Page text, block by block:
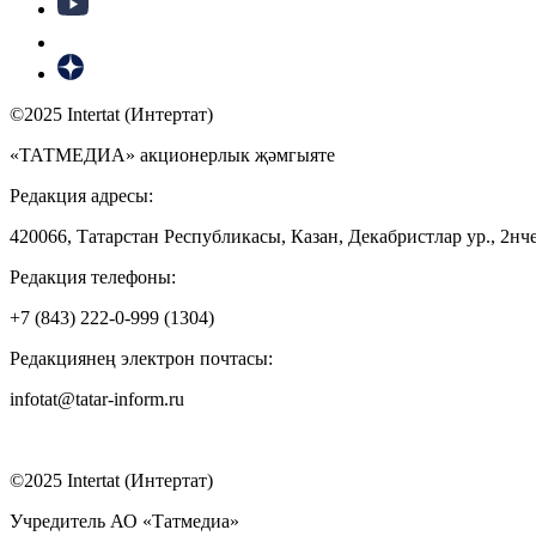
©2025 Intertat (Интертат)
«ТАТМЕДИА» акционерлык җәмгыяте
Редакция адресы:
420066, Татарстан Республикасы, Казан, Декабристлар ур.,
Редакция телефоны:
+7 (843) 222-0-999 (1304)
Редакциянең электрон почтасы:
infotat@tatar-inform.ru
©2025 Intertat (Интертат)
Учредитель АО «Татмедиа»